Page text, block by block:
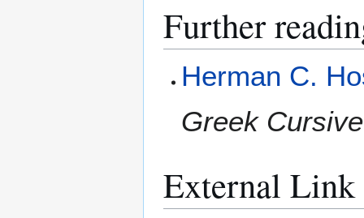
Further
Herman C.
Greek
External Link